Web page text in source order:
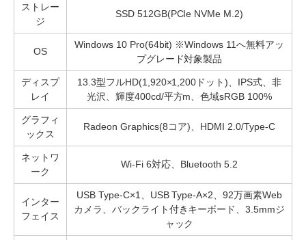
ストレー
ジ
SSD 512GB(PCIe NVMe M.2)
OS
Windows 10 Pro(64bit) ※Windows 11へ無料アッ
プグレード対象製品
ディスプ
レイ
13.3型フルHD(1,920×1,200ドット)、IPS式、非
光沢、輝度400cd/平方m、色域sRGB 100%
グラフィ
ックス
Radeon Graphics(8コア)、HDMI 2.0/Type-C
ネットワ
ーク
Wi-Fi 6対応、Bluetooth 5.2
インター
フェイス
USB Type-C×1、USB Type-A×2、92万画素Web
カメラ、バックライト付きキーボード、3.5mmジ
ャック